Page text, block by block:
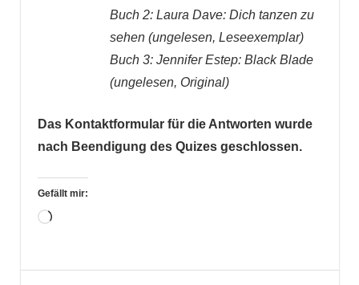
Buch 2: Laura Dave: Dich tanzen zu
sehen (ungelesen, Leseexemplar)
Buch 3: Jennifer Estep: Black Blade
(ungelesen, Original)
Das Kontaktformular für die Antworten wurde
nach Beendigung des Quizes geschlossen.
Gefällt mir:
Wird